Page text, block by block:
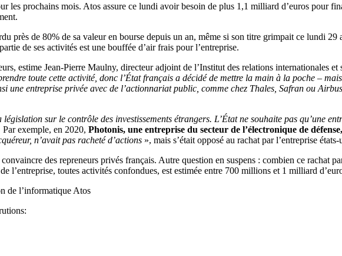
les prochains mois. Atos assure ce lundi avoir besoin de plus 1,1 milliard d’euros pour
près de 80% de sa valeur en bourse depuis un an, même si son titre grimpait ce lundi 29
de ses activités est une bouffée d’air frais pour l’entreprise.
estime Jean-Pierre Maulny, directeur adjoint de l’Institut des relations internationales et
toute cette activité, donc l’État français a décidé de mettre la main à la poche –
une entreprise privée avec de l’actionnariat public, comme chez Thales, Safran ou Airbus
sur le contrôle des investissements étrangers. L’État ne souhaite pas qu’une
Par exemple, en 2020, Photonis, une entreprise du secteur de l’électronique de
n’avait pas racheté d’actions », mais s’était opposé au rachat par l’entreprise
des repreneurs privés français. Autre question en suspens : combien ce rachat
l’entreprise, toutes activités confondues, est estimée entre 700 millions et 1 milliard
de l’informatique Atos